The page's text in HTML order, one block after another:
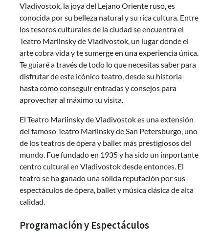
Vladivostok, la joya del Lejano Oriente ruso, es
conocida por su belleza natural y su rica cultura. Entre
los tesoros culturales de la ciudad se encuentra el
Teatro Mariinsky de Vladivostok, un lugar donde el
arte cobra vida y te sumerge en una experiencia única.
Te guiaré a través de todo lo que necesitas saber para
disfrutar de este icónico teatro, desde su historia
hasta cómo conseguir entradas y consejos para
aprovechar al máximo tu visita.
El Teatro Mariinsky de Vladivostok es una extensión
del famoso Teatro Mariinsky de San Petersburgo, uno
de los teatros de ópera y ballet más prestigiosos del
mundo. Fue fundado en 1935 y ha sido un importante
centro cultural en Vladivostok desde entonces. El
teatro se ha ganado una sólida reputación por sus
espectáculos de ópera, ballet y música clásica de alta
calidad.
Programación y Espectáculos